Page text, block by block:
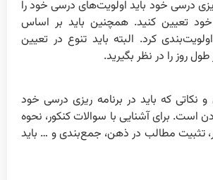
درسی خود باید اولویت‌های درسی خود را
تعیین کنید. همچنین باید بر اساس
کرد. البته باید تنوع در تعیین
روز را در نظر بگیرید.
نکاتی که باید در برنامه ریزی درسی خود
است. برای آشنایی با سوالات کنکور، نحوه
تثبیت مطالب در ذهن، جمع‌بندی و … باید